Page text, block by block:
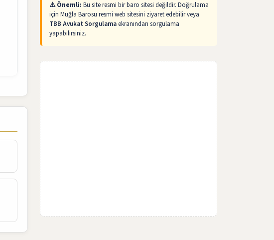
⚠️ Önemli: Bu site resmi bir baro sitesi değildir. Doğrulama
için Muğla Barosu resmi web sitesini ziyaret edebilir veya
TBB Avukat Sorgulamaekranından sorgulama
yapabilirsiniz.